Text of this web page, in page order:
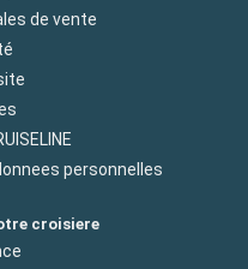
de vente
personnelles
croisiere